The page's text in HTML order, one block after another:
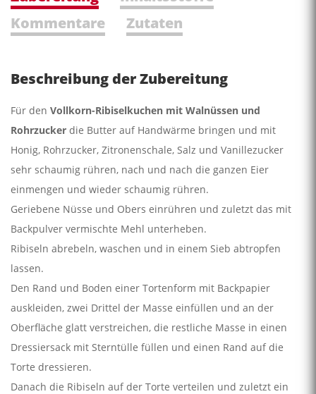
Kommentare
Zutaten
Beschreibung der Zubereitung
Für den Vollkorn-Ribiselkuchen mit Walnüssen und
Rohrzucker die Butter auf Handwärme bringen und mit
Honig, Rohrzucker, Zitronenschale, Salz und Vanillezucker
sehr schaumig rühren, nach und nach die ganzen Eier
einmengen und wieder schaumig rühren.
Geriebene Nüsse und Obers einrühren und zuletzt das mit
Backpulver vermischte Mehl unterheben.
Ribiseln abrebeln, waschen und in einem Sieb abtropfen
lassen.
Den Rand und Boden einer Tortenform mit Backpapier
auskleiden, zwei Drittel der Masse einfüllen und an der
Oberfläche glatt verstreichen, die restliche Masse in einen
Dressiersack mit Sterntülle füllen und einen Rand auf die
Torte dressieren.
Danach die Ribiseln auf der Torte verteilen und zuletzt ein